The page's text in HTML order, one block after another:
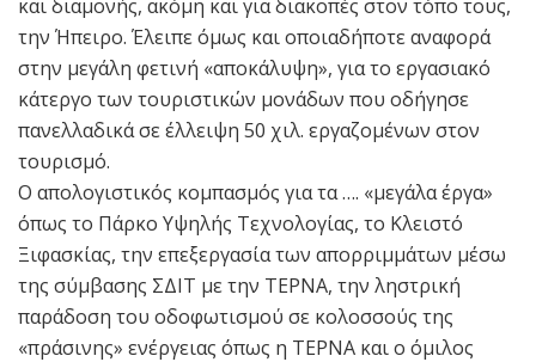
και διαμονής, ακόμη και για διακοπές στον τόπο τους,
την Ήπειρο. Έλειπε όμως και οποιαδήποτε αναφορά
στην μεγάλη φετινή «αποκάλυψη», για το εργασιακό
κάτεργο των τουριστικών μονάδων που οδήγησε
πανελλαδικά σε έλλειψη 50 χιλ. εργαζομένων στον
τουρισμό.
Ο απολογιστικός κομπασμός για τα …. «μεγάλα έργα»
όπως το Πάρκο Υψηλής Τεχνολογίας, το Κλειστό
Ξιφασκίας, την επεξεργασία των απορριμμάτων μέσω
της σύμβασης ΣΔΙΤ με την ΤΕΡΝΑ, την ληστρική
παράδοση του οδοφωτισμού σε κολοσσούς της
«πράσινης» ενέργειας όπως η ΤΕΡΝΑ και ο όμιλος